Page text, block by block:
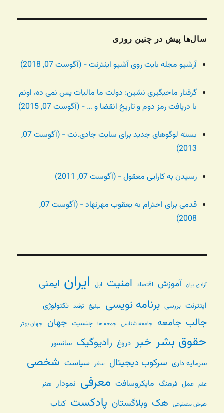
سال‌ها پیش در چنین روزی
آرشیو مجله بایت روی آشیو اینترنت - (آگوست 07, 2018)
گرفتار ماحیگیری نشین: دولت ما مالیات پس نمی ده، اونم
با دریافت رمز دوم و تاریخ انقضا و … - (آگوست 07, 2015)
بسته لوگوهای جدید برای سایت جادی.نت - (آگوست 07,
2013)
رسیدن به کارایی معقول - (آگوست 07, 2011)
قدمی برای احترام به یعقوب مهرنهاد - (آگوست 07,
2008)
آزادی بیان آموزش اقتصاد امنیت اپل ایران ایمنی
اینترنت بررسی برنامه نویسی تبلیغ ترفند تکنولوژی
جالب جامعه جامعه شناسی جمعه ها جنسیت جهان جهان بهتر
حقوق بشر خبر دروغ رادیوگیک سانسور
سرمایه داری سرکوب دیجیتال سفر سیاست شخصی
علم عمل فرهنگ مایکروسافت معرفی نمودار هنر
هوش مصنوعی هک وبلاگستان پادکست کتاب